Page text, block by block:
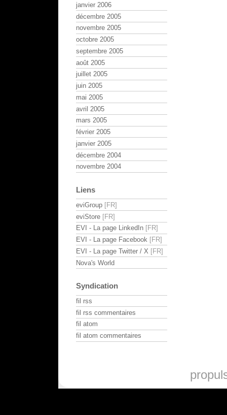
janvier 2006
décembre 2005
novembre 2005
octobre 2005
septembre 2005
août 2005
juillet 2005
juin 2005
mai 2005
avril 2005
mars 2005
février 2005
janvier 2005
décembre 2004
novembre 2004
Liens
eviGroup
eviStore
EVI - La page LinkedIn
EVI - La page Facebook
EVI - La page Twitter / X
Nova's World
Syndication
fil rss
fil rss commentaires
fil atom
fil atom commentaires